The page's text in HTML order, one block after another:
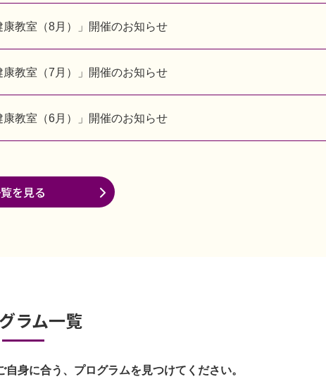
康教室（8月）」開催のお知らせ
康教室（7月）」開催のお知らせ
康教室（6月）」開催のお知らせ
を見る
ラム一覧
身に合う、プログラムを見つけてください。